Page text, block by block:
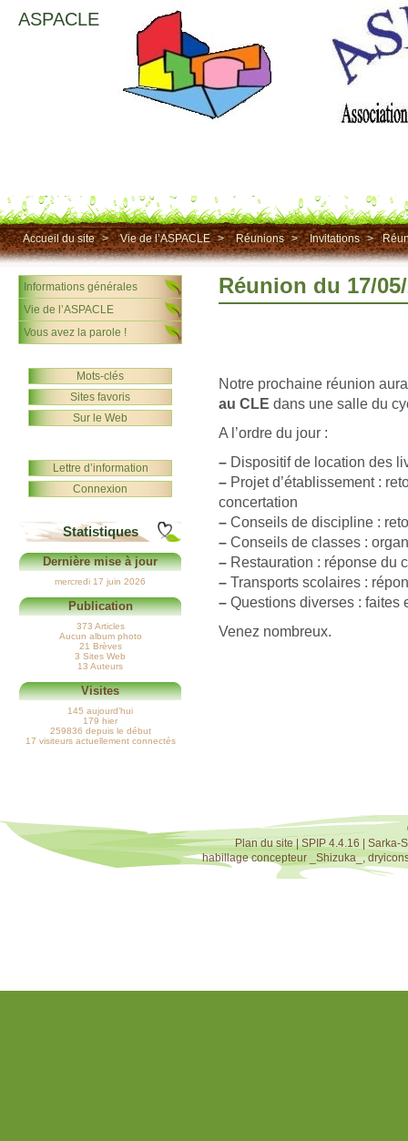
ASPACLE
Accueil du site > Vie de l’ASPACLE > Réunions > Invitations >
Réunion du 17/
Notre prochaine réunion
au CLE dans une salle du
A l’ordre du jour :
– Dispositif de location des
– Projet d’établissement :
concertation
– Conseils de discipline :
– Conseils de classes :
– Restauration : réponse du
– Transports scolaires :
– Questions diverses : faites
Venez nombreux.
Informations générales
Vie de l’ASPACLE
Vous avez la parole !
Mots-clés
Sites favoris
Sur le Web
Lettre d’information
Connexion
Statistiques
Dernière mise à jour
mercredi 17 juin 2026
Publication
373 Articles
Aucun album photo
21 Brèves
3 Sites Web
13 Auteurs
Visites
145 aujourd’hui
179 hier
259836 depuis le début
17 visiteurs actuellement connectés
Plan du site|SPIP 4.4.16
Sarka-
habillage concepteur
_Shizuka_,